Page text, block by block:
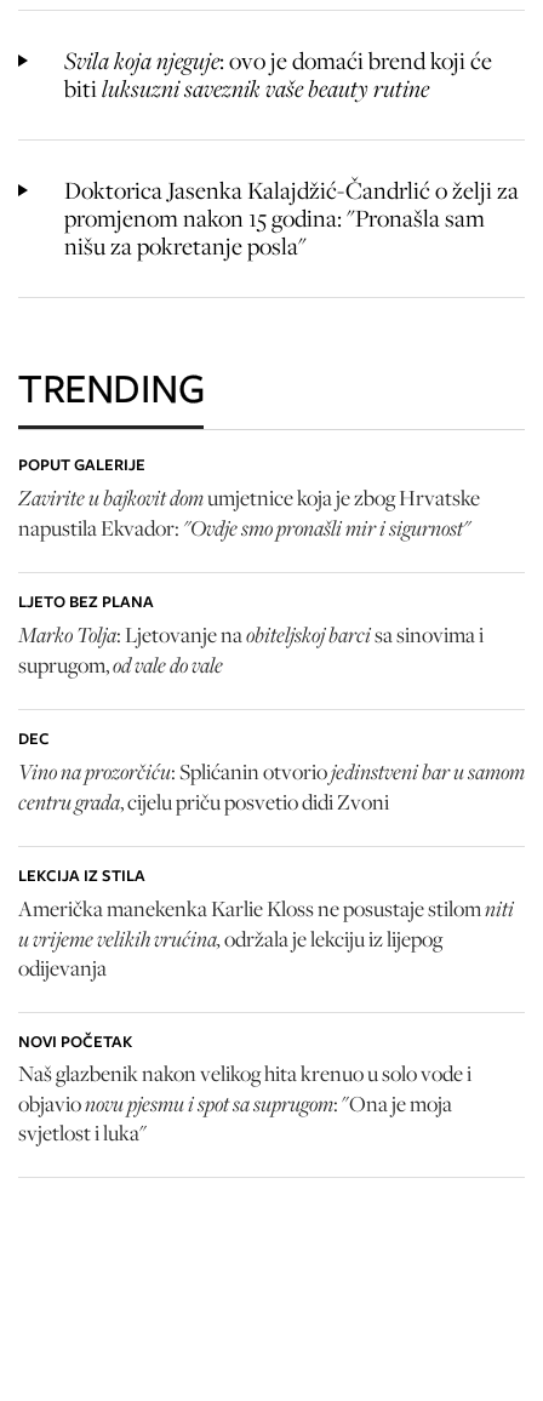
Svila koja njeguje: ovo je domaći brend koji će
bitiluksuzni saveznik vaše beauty rutine
Doktorica Jasenka Kalajdžić-Čandrlić o želji za
promjenom nakon 15 godina: "Pronašla sam
nišu za pokretanje posla"
TRENDING
POPUT GALERIJE
Zavirite u bajkovit domumjetnice koja je zbog Hrvatske
napustila Ekvador: "Ovdje smo pronašli mir i sigurnost"
LJETO BEZ PLANA
Marko Tolja: Ljetovanje naobiteljskoj barcisa sinovima i
suprugom,od vale do vale
DEC
Vino na prozorčiću: Splićanin otvoriojedinstveni bar u samom
centru grada, cijelu priču posvetio didi Zvoni
LEKCIJA IZ STILA
Američka manekenka Karlie Kloss ne posustaje stilomniti
u vrijeme velikih vrućina,održala je lekciju iz lijepog
odijevanja
NOVI POČETAK
Naš glazbenik nakon velikog hita krenuo u solo vode i
objavionovu pjesmu i spot sa suprugom: "Ona je moja
svjetlost i luka"